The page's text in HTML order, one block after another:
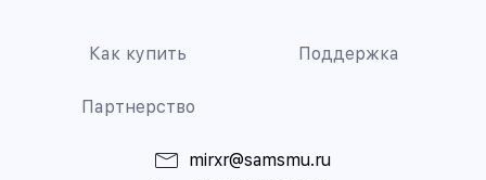
Как купить Поддержка
Партнерство
mirxr@samsmu.ru